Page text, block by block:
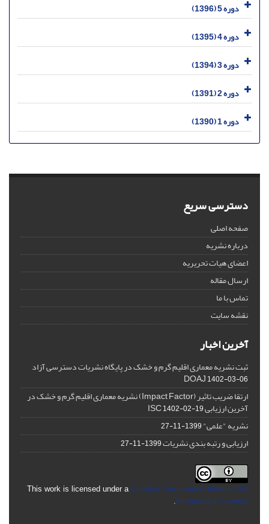
دوره 5 (1396)
دوره 4 (1395)
دوره 3 (1394)
دوره 2 (1391)
دوره 1 (1390)
دسترسی سریع
صفحه اصلی
درباره نشریه
اعضای هیات تحریریه
ارسال مقاله
تماس با ما
نقشه سایت
آخرین اخبار
ثبت نشریه معماری اقلیم گرم و خشک در پایگاه نشریات دسترسی آزاد
DOAJ1402-03-06
ارتقا ضریب تاثیر (Impact Factor) نشریه معماری اقلیم گرم و خشک در
آخرین ارزیابی ISC1402-02-19
نشریه "علمی"1399-11-27
ارزیابی و رتبه بندی نشریات1399-11-27
This work is licensed under a Creative Commons Attribution 4.0
International License
.